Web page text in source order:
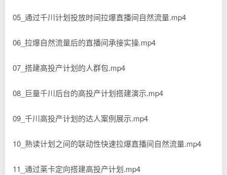
05_通过千川计划投放时间拉爆直播间自然流量.mp4
06_拉爆自然流量后的直播间承接实操.mp4
07_搭建高投产计划的人群包.mp4
08_巨量千川后台的高投产计划搭建演示.mp4
09_千川高投产计划的达人案例展示.mp4
10_熟读计划之间的联动性快速拉爆直播间自然流量.mp4
11_通过莱卡定向搭建高投产计划.mp4